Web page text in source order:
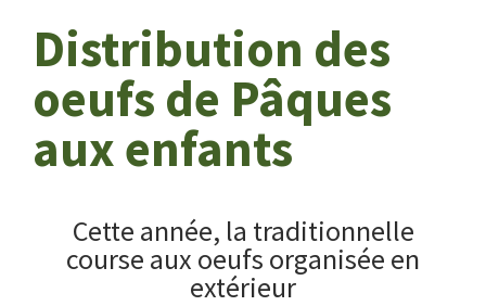
Distribution des
oeufs de Pâques
aux enfants
Cette année, la traditionnelle
course aux oeufs organisée en
extérieur